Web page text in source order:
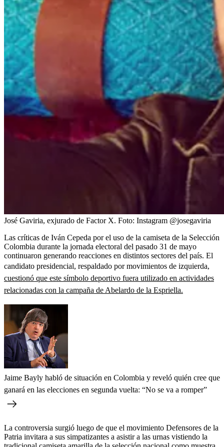
José Gaviria, exjurado de Factor X. Foto: Instagram @josegaviria
Las críticas de Iván Cepeda por el uso de la camiseta de la Selección
Colombia durante la jornada electoral del pasado 31 de mayo
continuaron generando reacciones en distintos sectores del país. El
candidato presidencial, respaldado por movimientos de izquierda,
cuestionó que este símbolo deportivo fuera utilizado en actividades
relacionadas con la campaña de Abelardo de la Espriella.
Jaime Bayly habló de situación en Colombia y reveló quién cree que
ganará en las elecciones en segunda vuelta: “No se va a romper”
La controversia surgió luego de que el movimiento Defensores de la
Patria invitara a sus simpatizantes a asistir a las urnas vistiendo la